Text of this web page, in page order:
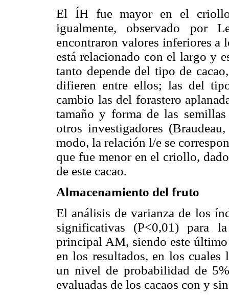
El ÍH fue mayor en el criollo
igualmente, observado por
encontraron valores inferiores a
está relacionado con el largo y
tanto depende del tipo de
difieren entre ellos; las del
cambio las del forastero
tamaño y forma de las
otros investigadores
modo, la relación l/e se
que fue menor en el criollo,
de este cacao.
Almacenamiento del fruto
El análisis de varianza de los
significativas (P<0,01) para
principal AM, siendo este
en los resultados, en los cuales
un nivel de probabilidad de
evaluadas de los cacaos con y